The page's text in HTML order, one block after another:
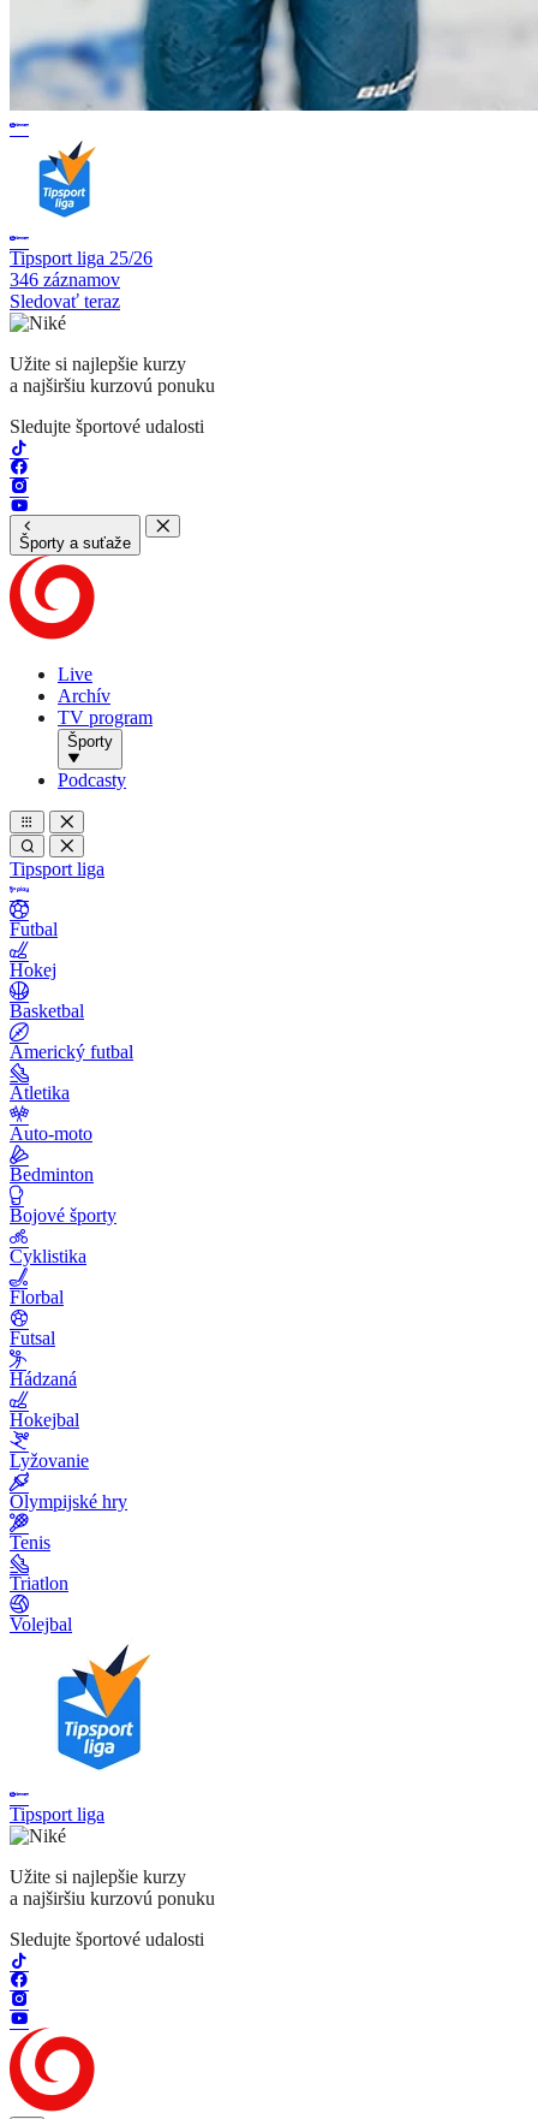
Tipsport liga 25/26
346 záznamov
Sledovať teraz
Užite si najlepšie kurzy
a najširšiu kurzovú ponuku
Sledujte športové udalosti
Športy a suťaže
Live
Archív
TV program
Športy
Podcasty
Tipsport liga
Futbal
Hokej
Basketbal
Americký futbal
Atletika
Auto-moto
Bedminton
Bojové športy
Cyklistika
Florbal
Futsal
Hádzaná
Hokejbal
Lyžovanie
Olympijské hry
Tenis
Triatlon
Volejbal
Tipsport liga
Užite si najlepšie kurzy
a najširšiu kurzovú ponuku
Sledujte športové udalosti